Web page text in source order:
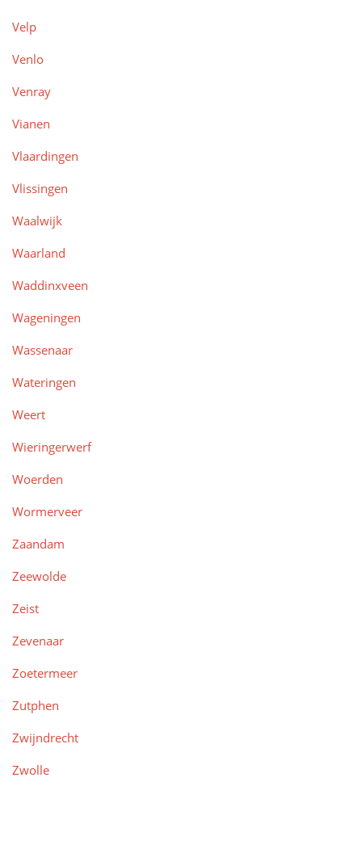
Velp
Venlo
Venray
Vianen
Vlaardingen
Vlissingen
Waalwijk
Waarland
Waddinxveen
Wageningen
Wassenaar
Wateringen
Weert
Wieringerwerf
Woerden
Wormerveer
Zaandam
Zeewolde
Zeist
Zevenaar
Zoetermeer
Zutphen
Zwijndrecht
Zwolle